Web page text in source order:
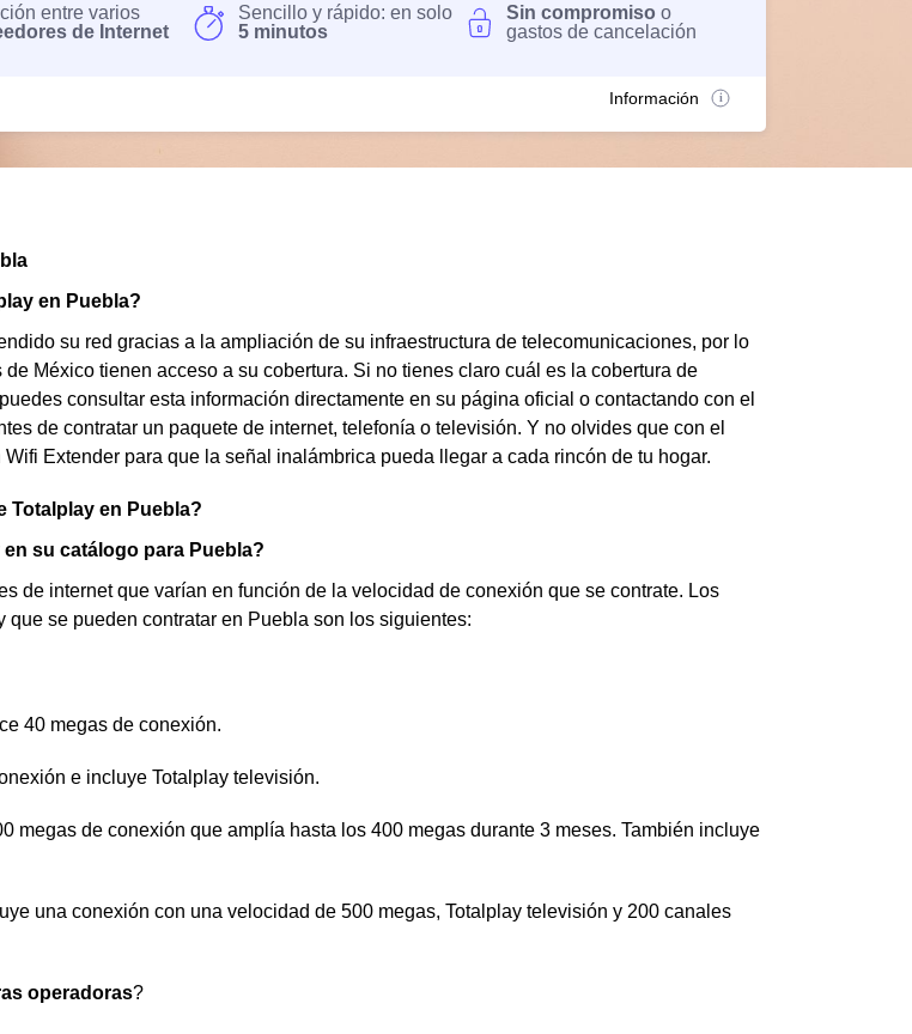
entre varios
de Internet
Sencillo y rápido: en solo
5 minutos
Sin compromiso o
gastos de cancelación
Información
en Puebla?
su red gracias a la ampliación de su infraestructura de telecomunicaciones, por lo
México tienen acceso a su cobertura. Si no tienes claro cuál es la cobertura de
consultar esta información directamente en su página oficial o contactando con el
de contratar un paquete de internet, telefonía o televisión. Y no olvides que con el
Extender para que la señal inalámbrica pueda llegar a cada rincón de tu hogar.
Totalplay en Puebla?
su catálogo para Puebla?
de internet que varían en función de la velocidad de conexión que se contrate. Los
que se pueden contratar en Puebla son los siguientes:
40 megas de conexión.
e incluye Totalplay televisión.
megas de conexión que amplía hasta los 400 megas durante 3 meses. También incluye
una conexión con una velocidad de 500 megas, Totalplay televisión y 200 canales
operadoras?